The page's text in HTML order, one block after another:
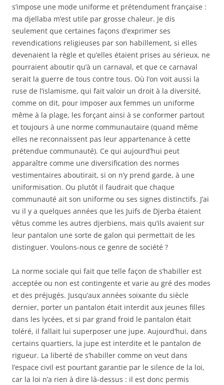
s’impose une mode uniforme et prétendument française :
ma djellaba m’est utile par grosse chaleur. Je dis
seulement que certaines façons d’exprimer ses
revendications religieuses par son habillement, si elles
devenaient la règle et qu’elles étaient prises au sérieux, ne
pourraient aboutir qu’à un carnaval, et que ce carnaval
serait la guerre de tous contre tous. Où l’on voit aussi la
ruse de l’islamisme, qui fait valoir un droit à la diversité,
comme on dit, pour imposer aux femmes un uniforme
même à la plage, les forçant ainsi à se conformer partout
et toujours à une norme communautaire (quand même
elles ne reconnaissent pas leur appartenance à cette
prétendue communauté). Ce qui aujourd’hui peut
apparaître comme une diversification des normes
vestimentaires aboutirait, si on n’y prend garde, à une
uniformisation. Ou plutôt il faudrait que chaque
communauté ait son uniforme ou ses signes distinctifs. J’ai
vu il y a quelques années que les Juifs de Djerba étaient
vêtus comme les autres djerbiens, mais qu’ils avaient sur
leur pantalon une sorte de galon qui permettait de les
distinguer. Voulons-nous ce genre de société ?
La norme sociale qui fait que telle façon de s’habiller est
acceptée ou non est contingente et varie au gré des modes
et des préjugés. Jusqu’aux années soixante du siècle
dernier, porter un pantalon était interdit aux jeunes filles
dans les lycées, et si par grand froid le pantalon était
toléré, il fallait lui superposer une jupe. Aujourd’hui, dans
certains quartiers, la jupe est interdite et le pantalon de
rigueur. La liberté de s’habiller comme on veut dans
l’espace civil est pourtant garantie par le silence de la loi,
car la loi n’a rien à dire là-dessus : il est donc permis